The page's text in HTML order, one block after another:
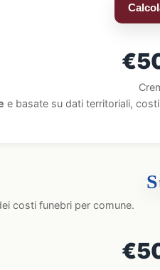
e basate su dati territoriali,
S
costi funebri per comune.